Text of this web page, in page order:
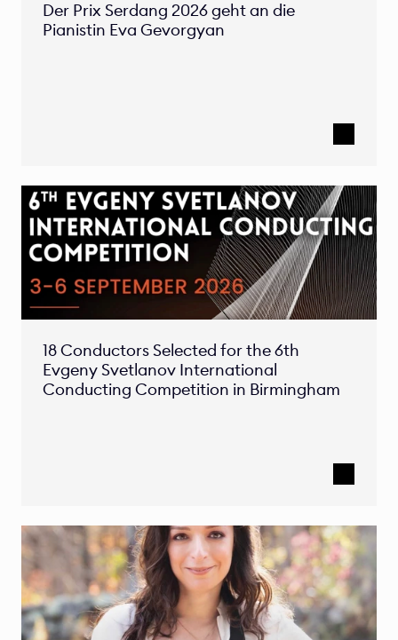
Der Prix Serdang 2026 geht an die
Pianistin Eva Gevorgyan
18 Conductors Selected for the 6th
Evgeny Svetlanov International
Conducting Competition in Birmingham